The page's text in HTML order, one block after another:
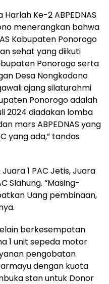
Ke-2 ABPEDNAS
menerangkan bahwa
Kabupaten Ponorogo
sehat yang diikuti
Ponorogo serta
Desa Nongkodono
ajang silaturahmi
Ponorogo adalah
2024 diadakan lomba
mars ABPEDNAS yang
yang ada,” tandas
1 PAC Jetis, Juara
Slahung. “Masing-
Uang pembinaan,
berkesempatan
1 unit sepeda motor
pengobatan
dengan kuota
stan untuk Donor